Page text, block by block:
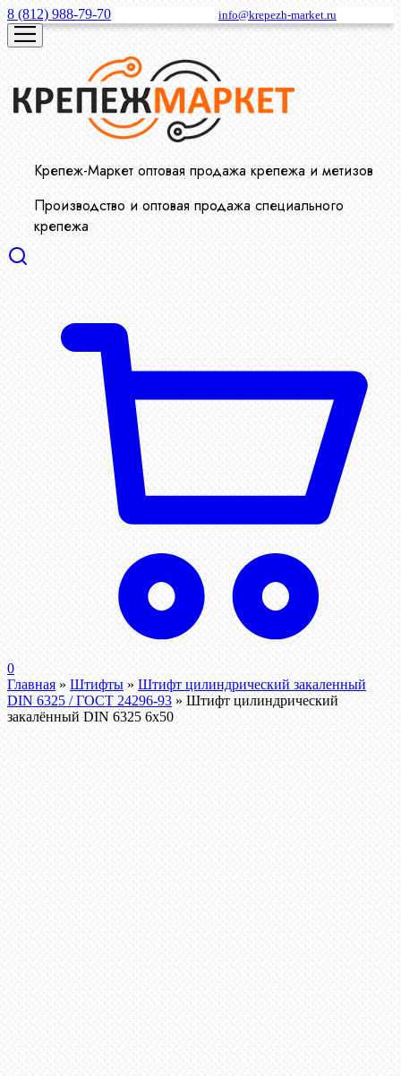
8 (812) 988-79-70 info@krepezh-market.ru
Крепеж-Маркет оптовая продажа крепежа и метизов
Производство и оптовая продажа специального
крепежа
0
Главная » Штифты » Штифт цилиндрический закаленный
DIN 6325 / ГОСТ 24296-93 » Штифт цилиндрический
закалённый DIN 6325 6х50